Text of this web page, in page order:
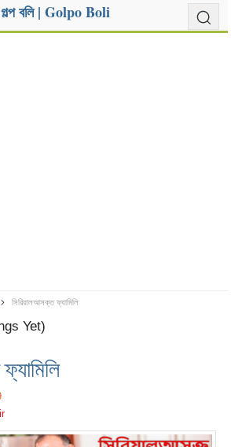
গল্প বলি | Golpo Boli
সিরিয়ালআসক্ত ফ্যামিলি
Yet)